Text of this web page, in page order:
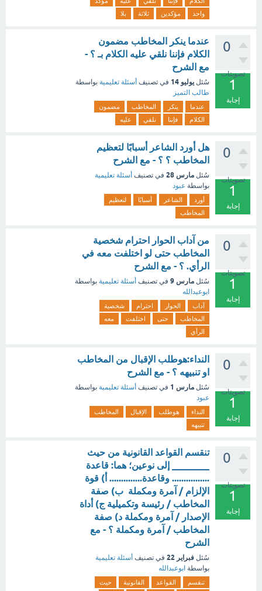
واحد
مؤكدين ثلاثة بلا
0
تصويتات
1
إجابة
عندما ينكر المخاطب مضمون
الكلام فإننا نلقي عليه الكلام بـ ؟ -
مع الشرح
سُئل يوليو 14 في تصنيف أسئلة تعليمية بواسطة
طالب التميز
عندما ينكر المخاطب
مضمون
الكلام
فإننا نلقي عليه
0
تصويتات
1
إجابة
هل أورد الشاعر أسبابًا لتعظيم
المخاطب ؟ ؟ - مع الشرح
سُئل مارس 28 في تصنيف أسئلة تعليمية
بواسطة عبود
أورد الشاعر أسبابًا
لتعظيم
المخاطب
0
تصويتات
1
إجابة
من آداب الحوار احترام شخصية
المخاطب حتى لو اختلفت معه في
الرأي. ؟ - مع الشرح
سُئل مارس 9 في تصنيف أسئلة تعليمية بواسطة
ابوعبدالله
آداب الحوار احترام
شخصية
المخاطب
حتى اختلفت
معه
الرأي
0
تصويتات
1
إجابة
النداء:هوطلب الإقبال من المخاطب
او تنبيهه ؟ - مع الشرح
سُئل مارس 1 في تصنيف أسئلة تعليمية بواسطة
عبود
النداء هوطلب الإقبال
المخاطب
تنبيهه
0
تصويتات
1
إجابة
تنقسم القواعد القانونية من حيث
________ إلى نوعين؛ هما: قاعدة
................ وقاعدة.............. أ) قوة
الإلزام / آمرة ومكملة ب) صفة
المخاطب / رئيسة وتكميلية ج) أداة
الإصدار / آمرة ومكملة د) صفة
المخاطب / آمرة ومكملة ؟ - مع
الشرح
سُئل فبراير 22 في تصنيف أسئلة تعليمية
بواسطة ابوعبدالله
تنقسم القواعد القانونية حيث